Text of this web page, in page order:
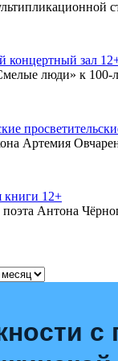
концертный зал
люди» к 100-
Артемия
книги 12+
поэта Антона
с